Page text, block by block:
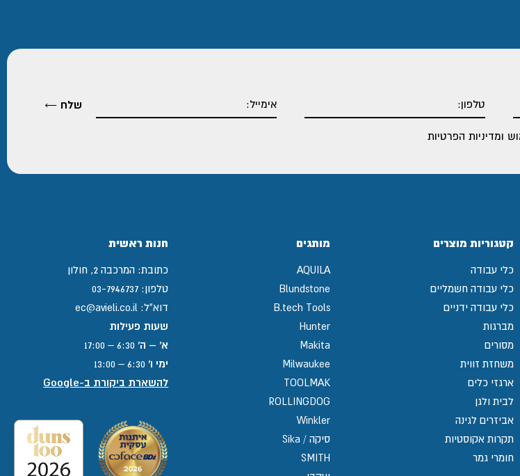
ומדיניות הפרטיות
קטגוריות מוצרים
כלי עבודה
כלי עבודה חשמליים
כלי עבודה ידניים
מברגות
מסורים
משחזת זווית
ארגזי כלים
לבית ולגן
אביזרים לגינה
תקרות אקוסטיות
חומרי גמר
מותגים
AQUILA
Blundstone
B.tech Tools
Hunter
Makita
Milwaukee
TOOLMAK
ROLLINGDOG
Winkler
סיקה / Sika
SMITH
חנות ראשית
כתובת: המרכבה 2, חולון
טלפון: 03-7946737
דוא"ל: ec@avieli.co.il
שעות פעילות
א' – ה'
ימי ו'
להשארת ביקורת ב-Google